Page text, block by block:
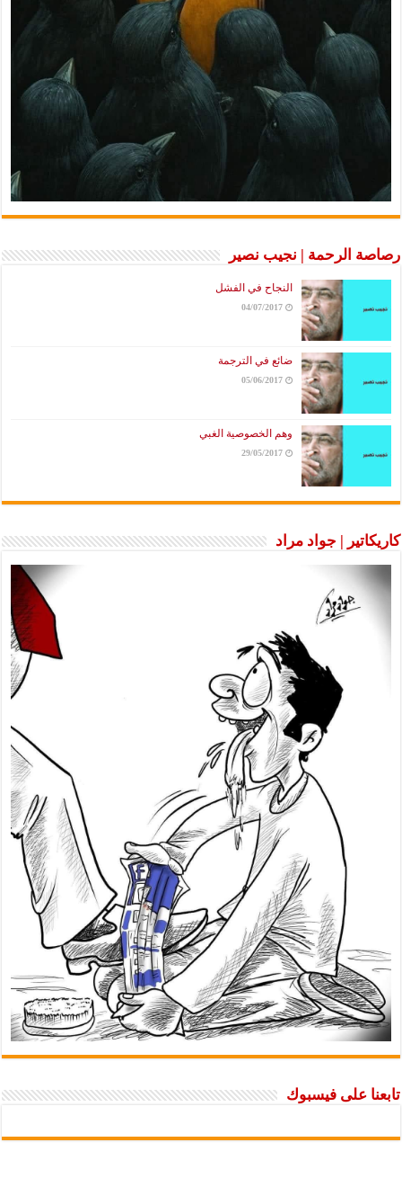
رصاصة الرحمة | نجيب نصير
النجاح في الفشل
04/07/2017
ضائع في الترجمة
05/06/2017
وهم الخصوصية الغبي
29/05/2017
كاريكاتير | جواد مراد
تابعنا على فيسبوك